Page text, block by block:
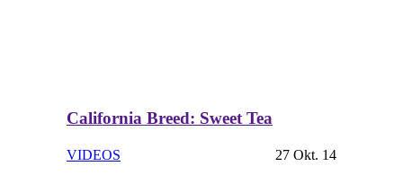
California Breed: Sweet Tea
VIDEOS 27 Okt. 14